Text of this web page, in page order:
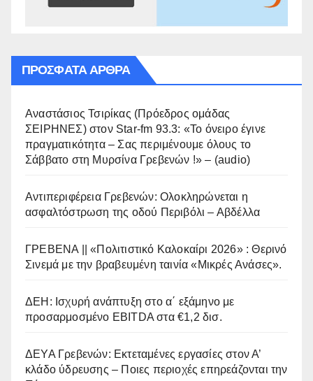
ΠΡΌΣΦΑΤΑ ΆΡΘΡΑ
Αναστάσιος Τσιρίκας (Πρόεδρος ομάδας
ΣΕΙΡΗΝΕΣ) στον Star-fm 93.3: «Το όνειρο έγινε
πραγματικότητα – Σας περιμένουμε όλους το
Σάββατο στη Μυρσίνα Γρεβενών !» – (audio)
Αντιπεριφέρεια Γρεβενών: Ολοκληρώνεται η
ασφαλτόστρωση της οδού Περιβόλι – Αβδέλλα
ΓΡΕΒΕΝΑ || «Πολιτιστικό Καλοκαίρι 2026» : Θερινό
Σινεμά με την βραβευμένη ταινία «Μικρές Ανάσες».
ΔΕΗ: Ισχυρή ανάπτυξη στο α΄ εξάμηνο με
προσαρμοσμένο EBITDA στα €1,2 δισ.
ΔΕΥΑ Γρεβενών: Εκτεταμένες εργασίες στον Α’
κλάδο ύδρευσης – Ποιες περιοχές επηρεάζονται την